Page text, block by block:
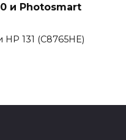
и Photosmart
131 (C8765HE)